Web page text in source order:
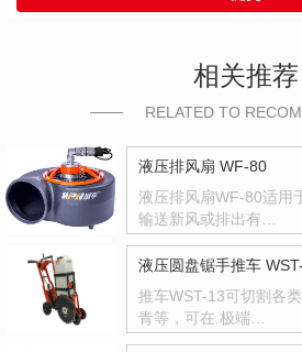
相关推荐
RELATED TO
液压排风扇 WF-80
液压排风扇WF-80适用
输送新风或排出有…
液压圆盘锯手推车
推车WST-13可切割各
青等，可在.极端…